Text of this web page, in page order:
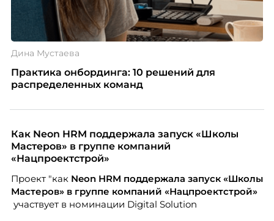
Дина Мустаева
Практика онбординга: 10 решений для
распределенных команд
Как Neon HRM поддержала запуск «Школы
Мастеров» в группе компаний
«Нацпроектстрой»
Проект "какNeon HRM поддержала запуск «Школы
Мастеров» в группе компаний «Нацпроектстрой»
участвует в номинации Digital Solution